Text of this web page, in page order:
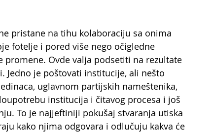
pristane na tihu kolaboraciju sa onima
fotelje i pored više nego očigledne
promene. Ovde valja podsetiti na rezultate
Jedno je poštovati institucije, ali nešto
uglavnom partijskih nameštenika,
institucija i čitavog procesa i još
To je najjeftiniji pokušaj stvaranja utiska
kako njima odgovara i odlučuju kakva će